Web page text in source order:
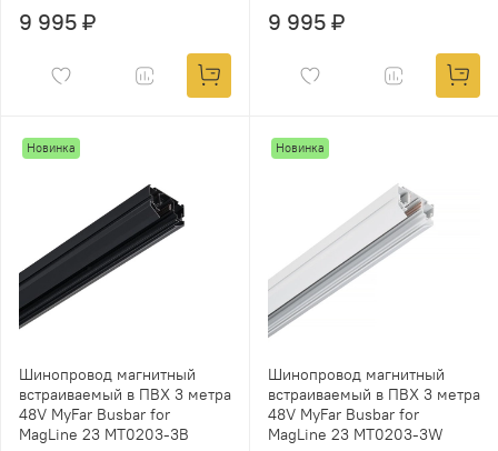
9 995 ₽ 9 995 ₽
Новинка
Шинопровод магнитный
встраиваемый в ПВХ 3 метра
48V MyFar Busbar for
MagLine 23 MT0203-3B
Новинка
Шинопровод магнитный
встраиваемый в ПВХ 3 метра
48V MyFar Busbar for
MagLine 23 MT0203-3W